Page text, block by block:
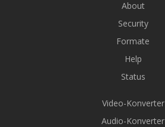
About
Security
Formate
Help
Status
Video-Konverter
Audio-Konverter